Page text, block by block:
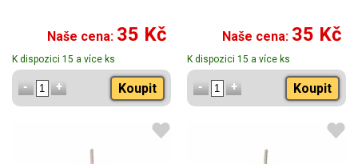
Naše cena: 35 Kč
K dispozici 15 a více ks
Koupit
Naše cena: 35 Kč
K dispozici 15 a více ks
Koupit